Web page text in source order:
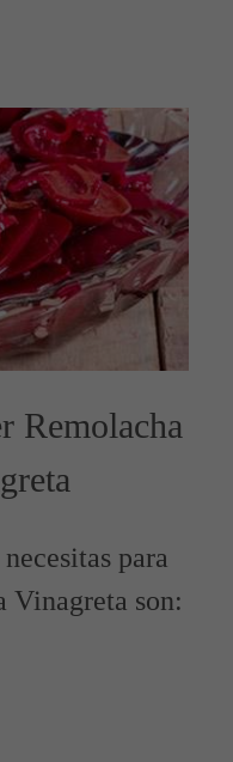
Remolacha
para
Vinagreta son: